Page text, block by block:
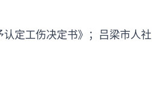
定工伤决定书》；吕梁市人社